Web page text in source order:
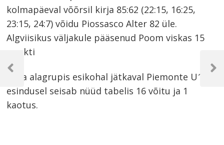
kolmapäeval võõrsil kirja 85:62 (22:15, 16:25,
23:15, 24:7) võidu Piossasco Alter 82 üle.
Algviisikus väljakule pääsenud Poom viskas 15
punkti
Oma alagrupis esikohal jätkaval Piemonte U15
esindusel seisab nüüd tabelis 16 võitu ja 1
kaotus.
Navigeerimine
Previous
Next